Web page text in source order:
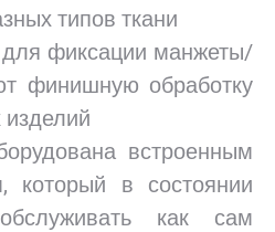
типов ткани
фиксации манжеты/
финишную обработку
встроенным
который в состоянии
как сам